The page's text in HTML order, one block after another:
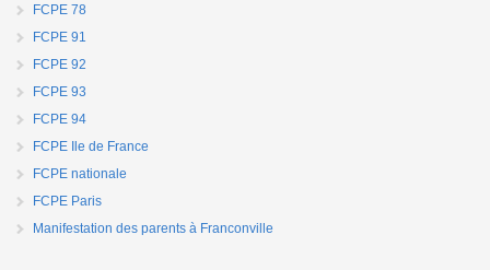
FCPE 78
FCPE 91
FCPE 92
FCPE 93
FCPE 94
FCPE Ile de France
FCPE nationale
FCPE Paris
Manifestation des parents à Franconville